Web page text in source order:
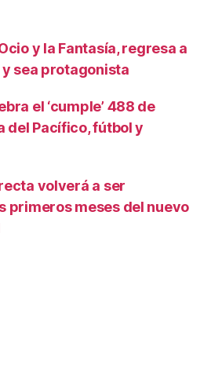
y la Fantasía, regresa a
sea protagonista
el ‘cumple’ 488 de
del Pacífico, fútbol y
volverá a ser
primeros meses del nuevo